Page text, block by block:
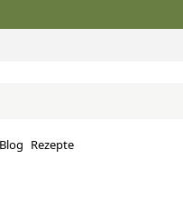
Blog Rezepte